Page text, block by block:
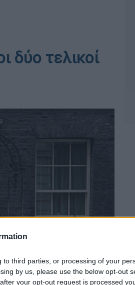
third parties, or processing of your
by us, please use the below opt-out
your opt-out request is processed
δύο τελικοί